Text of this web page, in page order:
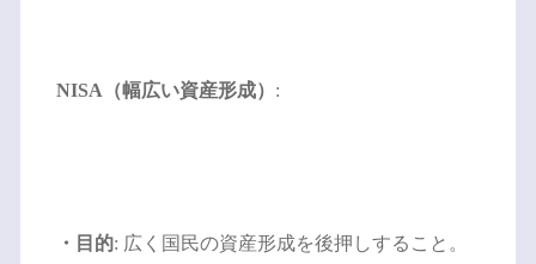
NISA（幅広い資産形成） :
・目的: 広く国民の資産形成を後押しすること。